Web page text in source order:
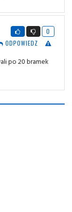
0
ODPOWIEDZ
po 20 bramek